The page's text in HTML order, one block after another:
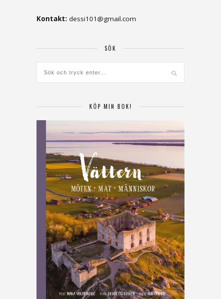
Kontakt: dessi101@gmail.com
SÖK
KÖP MIN BOK!